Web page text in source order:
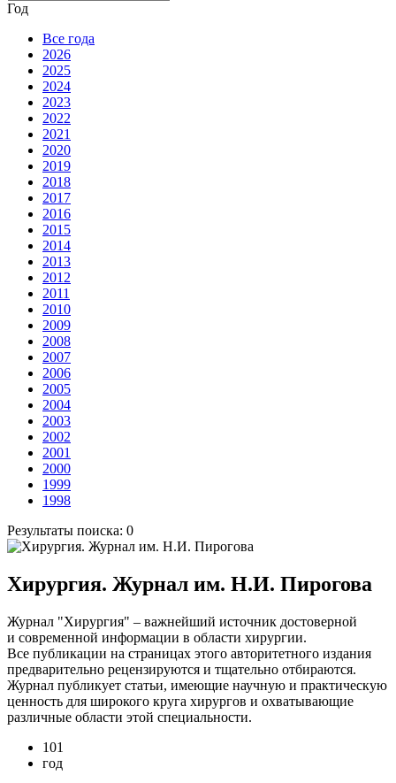
Год
Все года
2026
2025
2024
2023
2022
2021
2020
2019
2018
2017
2016
2015
2014
2013
2012
2011
2010
2009
2008
2007
2006
2005
2004
2003
2002
2001
2000
1999
1998
Результаты поиска: 0
Хирургия. Журнал им. Н.И. Пирогова
Журнал "Хирургия" – важнейший источник достоверной
и современной информации в области хирургии.
Все публикации на страницах этого авторитетного издания
предварительно рецензируются и тщательно отбираются.
Журнал публикует статьи, имеющие научную и практическую
ценность для широкого круга хирургов и охватывающие
различные области этой специальности.
101
год